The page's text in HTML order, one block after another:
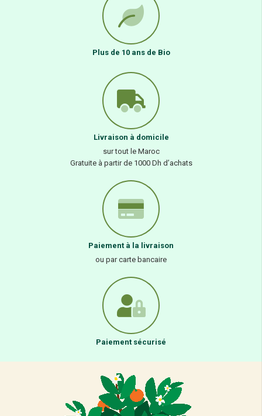
Plus de 10 ans de Bio
Livraison à domicile
sur tout le Maroc
Gratuite à partir de 1000 Dh d’achats
Paiement à la livraison
ou par carte bancaire
Paiement sécurisé